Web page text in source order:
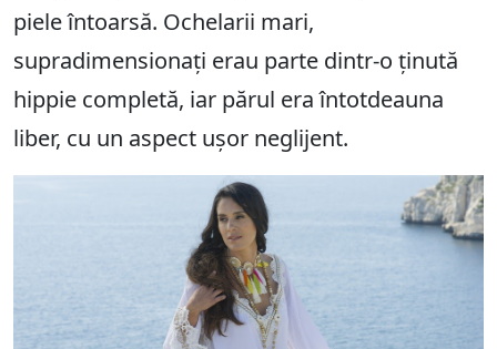
piele întoarsă. Ochelarii mari,
supradimensionați erau parte dintr-o ținută
hippie completă, iar părul era întotdeauna
liber, cu un aspect ușor neglijent.